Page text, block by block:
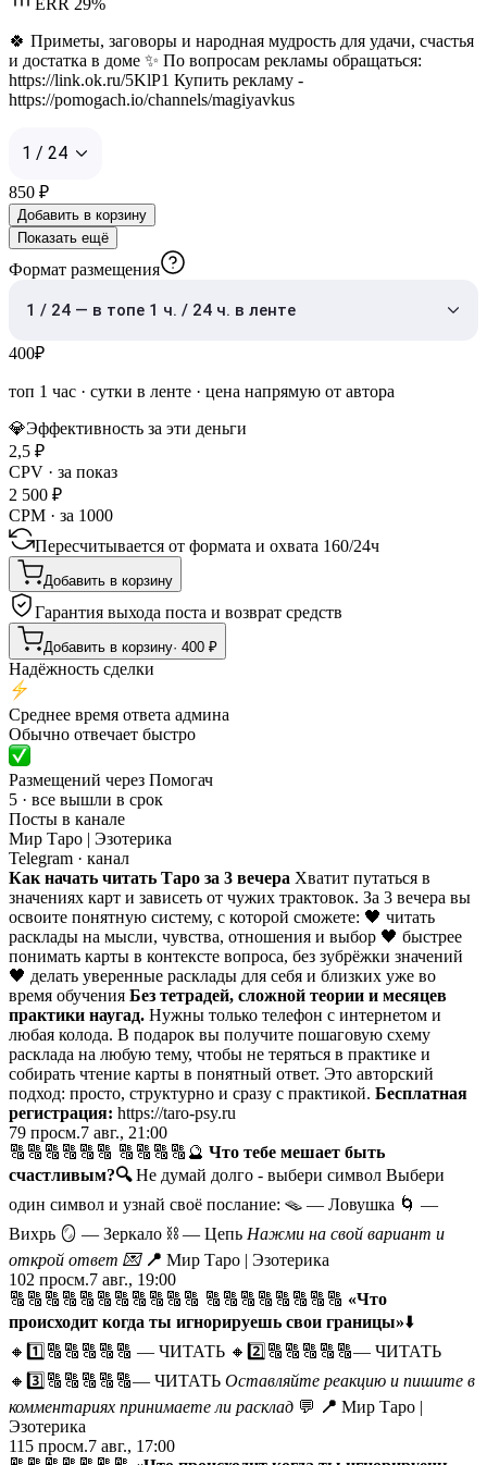
🍀 Приметы, заговоры и народная мудрость для удачи, счастья
и достатка в доме ✨ По вопросам рекламы обращаться:
https://link.ok.ru/5KlP1 Купить рекламу -
https://pomogach.io/channels/magiyavkus
1 / 24
850 ₽
Добавить в корзину
Показать ещё
Формат размещения
1 / 24 — в топе 1 ч. / 24 ч. в ленте
400₽
топ 1 час · сутки в ленте · цена напрямую от автора
💎Эффективность за эти деньги
2,5 ₽
CPV · за показ
2 500 ₽
CPM · за 1000
Пересчитывается от формата и охвата 160/24ч
Добавить в корзину
Гарантия выхода поста и возврат средств
Добавить в корзину· 400 ₽
Надёжность сделки
Среднее время ответа админа
Обычно отвечает быстро
Размещений через Помогач
5 · все вышли в срок
Посты в канале
Мир Таро | Эзотерика
Telegram · канал
Как начать читать Таро за 3 вечера Хватит путаться в
значениях карт и зависеть от чужих трактовок. За 3 вечера вы
освоите понятную систему, с которой сможете: 🖤 читать
расклады на мысли, чувства, отношения и выбор 🖤 быстрее
понимать карты в контексте вопроса, без зубрёжки значений
🖤 делать уверенные расклады для себя и близких уже во
время обучения Без тетрадей, сложной теории и месяцев
практики наугад. Нужны только телефон с интернетом и
любая колода. В подарок вы получите пошаговую схему
расклада на любую тему, чтобы не теряться в практике и
собирать чтение карты в понятный ответ. Это авторский
подход: просто, структурно и сразу с практикой. Бесплатная
регистрация: https://taro-psy.ru
79 просм.7 авг., 21:00
🔠🔠🔠🔠🔠🔠 🔠🔠🔠🔠🔮 Что тебе мешает быть
счастливым?🔍Не думай долго - выбери символ Выбери
один символ и узнай своё послание: 🪤 — Ловушка 🌀 —
Вихрь 🪞 — Зеркало ⛓️ — Цепь Нажми на свой вариант и
открой ответ 💌 📍 Мир Таро | Эзотерика
102 просм.7 авг., 19:00
🔠🔠🔠🔠🔠🔠🔠🔠🔠🔠🔠 🔠🔠🔠🔠🔠🔠🔠🔠 «Что
происходит когда ты игнорируешь свои границы»⬇️
🔸1️⃣🔠🔠🔠🔠🔠 — ЧИТАТЬ 🔸2️⃣🔠🔠🔠🔠🔠— ЧИТАТЬ
🔸3️⃣🔠🔠🔠🔠🔠— ЧИТАТЬ Оставляйте реакцию и пишите в
комментариях принимаете ли расклад 💬 📍 Мир Таро |
Эзотерика
115 просм.7 авг., 17:00